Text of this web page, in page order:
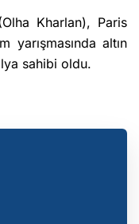
Kharlan), Paris
yarışmasında altın
sahibi oldu.